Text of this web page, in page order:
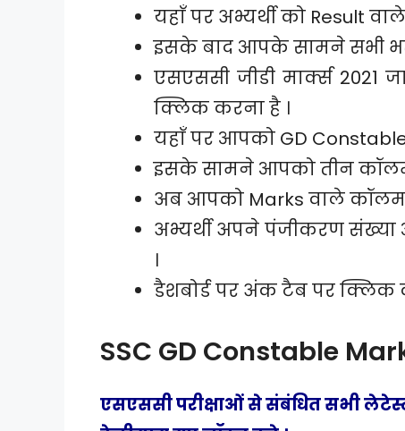
यहाँ पर अभ्यर्थी को Result
इसके बाद आपके सामने सभी
एसएससी जीडी मार्क्स 2021
क्लिक करना है ।
यहाँ पर आपको GD Constable
इसके सामने आपको तीन कॉलम
अब आपको Marks वाले कॉलम
अभ्यर्थी अपने पंजीकरण
।
डैशबोर्ड पर अंक टैब पर क्लिक
SSC GD Constable
एसएससी परीक्षाओं से संबंधित सभी